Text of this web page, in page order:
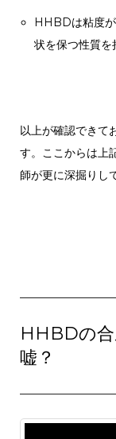
HHBDは粘度
状を保つ性質を
以上が確認できて
す。ここからは上
師が更に深掘りし
HHBDの
嘘？